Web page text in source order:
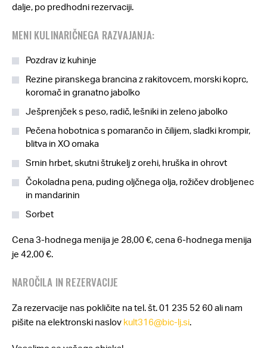
dalje, po predhodni rezervaciji.
MENI KULINARIČNEGA RAZVAJANJA:
Pozdrav iz kuhinje
Rezine piranskega brancina z rakitovcem, morski koprc,
koromač in granatno jabolko
Ješprenjček s peso, radič, lešniki in zeleno jabolko
Pečena hobotnica s pomarančo in čilijem, sladki krompir,
blitva in XO omaka
Srnin hrbet, skutni štrukelj z orehi, hruška in ohrovt
Čokoladna pena, puding oljčnega olja, rožičev drobljenec
in mandarinin
Sorbet
Cena 3-hodnega menija je 28,00 €, cena 6-hodnega menija
je 42,00 €.
NAROČILA IN REZERVACIJE
Za rezervacije nas pokličite na tel. št. 01 235 52 60 ali nam
pišite na elektronski naslov kult316@bic-lj.si.